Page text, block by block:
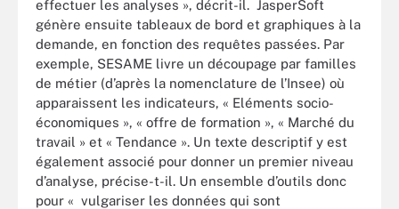
effectuer les analyses », décrit-il. JasperSoft
génère ensuite tableaux de bord et graphiques à la
demande, en fonction des requêtes passées. Par
exemple, SESAME livre un découpage par familles
de métier (d’après la nomenclature de l’Insee) où
apparaissent les indicateurs, « Eléments socio-
économiques », « offre de formation », « Marché du
travail » et « Tendance ». Un texte descriptif y est
également associé pour donner un premier niveau
d’analyse, précise-t-il. Un ensemble d’outils donc
pour « vulgariser les données qui sont